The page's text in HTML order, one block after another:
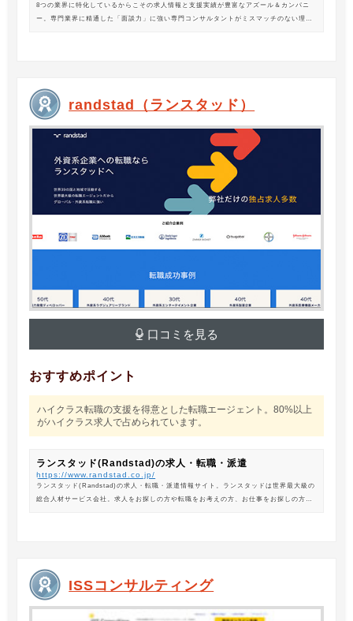
8つの業界に特化しているからこその求人情報と支援実績が豊富なアズール＆カンパニ
ー。専門業界に精通した「面談力」に強い専門コンサルタントがミスマッチのない理想
randstad（ランスタッド）
口コミを見る
おすすめポイント
ハイクラス転職の支援を得意とした転職エージェント。80%以上
がハイクラス求人で占められています。
ランスタッド(Randstad)の求人・転職・派遣
https://www.randstad.co.jp/
ランスタッド(Randstad)の求人・転職・派遣情報サイト。ランスタッドは世界最大級の
総合人材サービス会社。求人をお探しの方や転職をお考えの方、お仕事をお探しの方に
ISSコンサルティング